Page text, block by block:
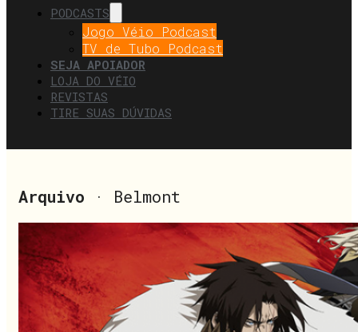
PODCASTS
Jogo Véio Podcast
TV de Tubo Podcast
SEJA APOIADOR
LOJA DO VÉIO
REVISTAS
TIRE SUAS DÚVIDAS
Arquivo · Belmont